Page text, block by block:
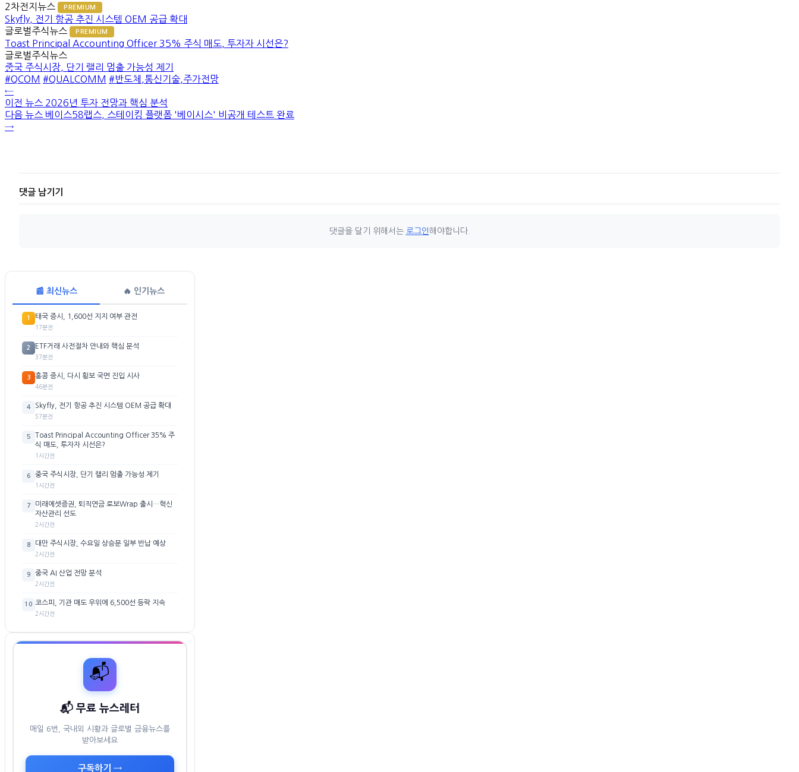
2차전지뉴스
PREMIUM
Skyfly, 전기 항공 추진 시스템 OEM 공급 확대
글로벌주식뉴스
PREMIUM
Toast Principal Accounting Officer 35% 주식 매도, 투자자 시선은?
글로벌주식뉴스
중국 주식시장, 단기 랠리 멈출 가능성 제기
#QCOM #QUALCOMM #반도체,통신기술,주가전망
←
이전 뉴스 2026년 투자 전망과 핵심 분석
다음 뉴스 베이스58랩스, 스테이킹 플랫폼 '베이시스' 비공개 테스트 완료
→
댓글 남기기
댓글을 달기 위해서는 로그인해야합니다.
📰 최신뉴스 🔥 인기뉴스
1 태국 증시, 1,600선 지지 여부 관전
17분전
2 ETF거래 사전절차 안내와 핵심 분석
37분전
3 홍콩 증시, 다시 횡보 국면 진입 시사
46분전
4 Skyfly, 전기 항공 추진 시스템 OEM 공급 확대
57분전
5
Toast Principal Accounting Officer 35% 주
식 매도, 투자자 시선은?
1시간전
6 중국 주식시장, 단기 랠리 멈출 가능성 제기
1시간전
7
미래에셋증권, 퇴직연금 로보Wrap 출시…혁신
자산관리 선도
2시간전
8 대만 주식시장, 수요일 상승분 일부 반납 예상
2시간전
9 중국 AI 산업 전망 분석
2시간전
10 코스피, 기관 매도 우위에 6,500선 등락 지속
2시간전
📬
📬 무료 뉴스레터
매일 6번, 국내외 시황과 글로벌 금융뉴스를
받아보세요
구독하기 →